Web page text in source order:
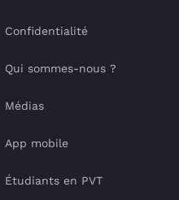
Confidentialité
Qui sommes-nous ?
Médias
App mobile
Étudiants en PVT